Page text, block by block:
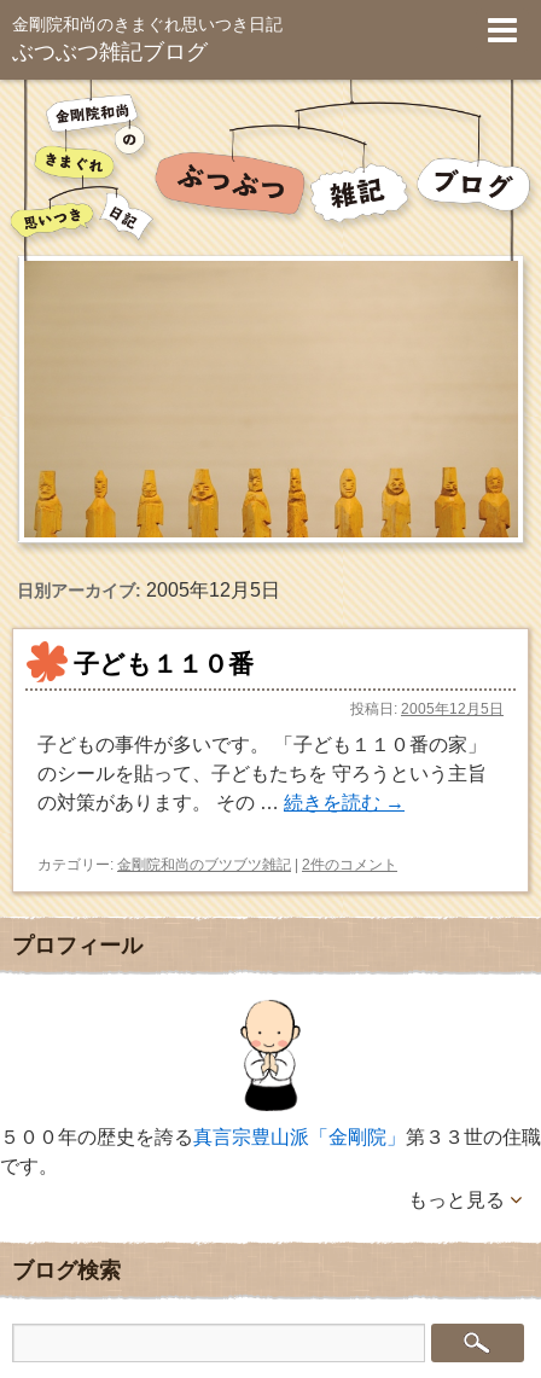
金剛院和尚のきまぐれ思いつき日記
ぶつぶつ雑記ブログ
日別アーカイブ:2005年12月5日
子ども１１０番
投稿日: 2005年12月5日
子どもの事件が多いです。 「子ども１１０番の家」
のシールを貼って、子どもたちを 守ろうという主旨
の対策があります。 その … 続きを読む →
カテゴリー: 金剛院和尚のブツブツ雑記 | 2件のコメント
プロフィール
５００年の歴史を誇る真言宗豊山派「金剛院」 第３３世の住職
です。
もっと見る
ブログ検索